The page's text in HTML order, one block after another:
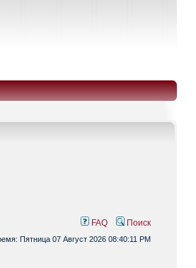
FAQ Поиск
Пятница 07 Август 2026 08:40:11 PM